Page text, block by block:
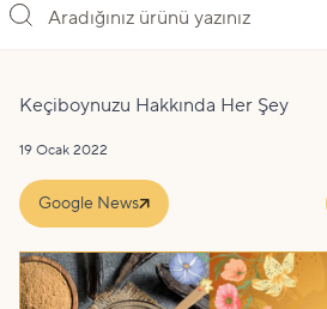
Keçiboynuzu Hakkında Her Şey
19 Ocak 2022
Google News